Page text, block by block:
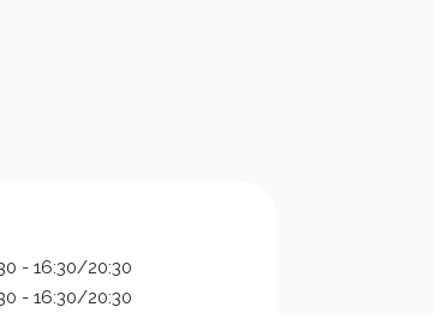
- 16:30/20:30
- 16:30/20:30